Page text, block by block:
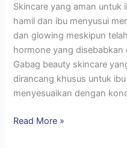
Skincare yang aman untuk
hamil dan ibu menyusui
dan glowing meskipun
hormone yang disebabkan
Gabag beauty skincare
dirancang khusus untuk
menyesuaikan dengan
Read More »